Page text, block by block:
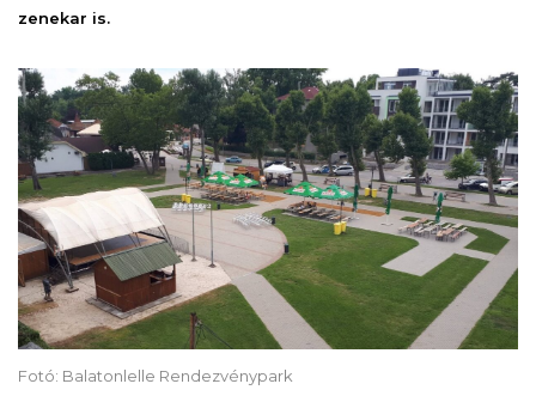
zenekar is.
Fotó: Balatonlelle Rendezvénypark